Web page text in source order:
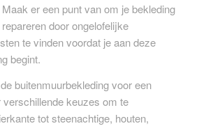
er een punt van om je bekleding
door ongelofelijke
te vinden voordat je aan deze
begint.
buitenmuurbekleding voor een
keuzes om te
tot steenachtige, houten,